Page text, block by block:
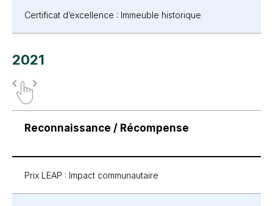
Certificat d’excellence : Immeuble historique
2021
Reconnaissance / Récompense
Prix LEAP : Impact communautaire